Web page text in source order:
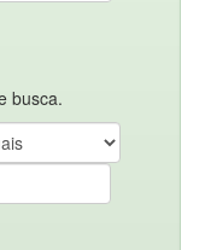
busca.